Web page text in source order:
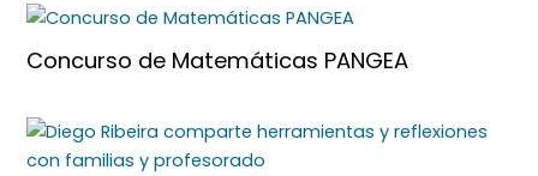
Concurso de Matemáticas PANGEA